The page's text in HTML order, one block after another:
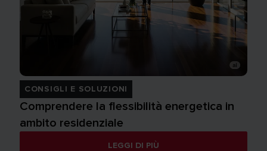
CONSIGLI E SOLUZIONI
Comprendere la flessibilità energetica in
ambito residenziale
LEGGI DI PIÙ